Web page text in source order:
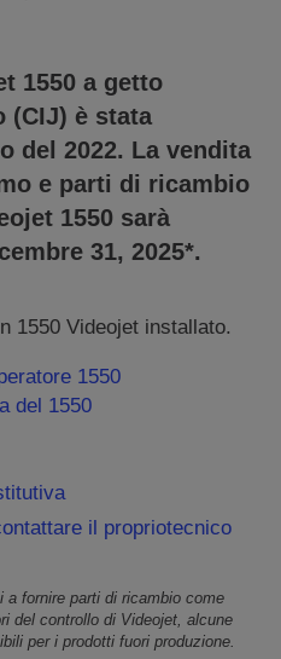
1550 a getto
(CIJ) è stata
del 2022. La vendita
e parti di ricambio
1550 sarà
31, 2025*.
1550 Videojet installato.
1550
del 1550
il propriotecnico
a fornire parti di ricambio come
del controllo di Videojet, alcune
per i prodotti fuori produzione.